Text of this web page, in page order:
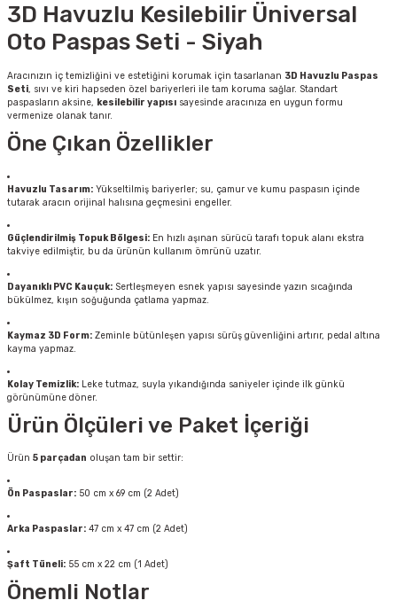
3D Havuzlu Kesilebilir Üniversal
Oto Paspas Seti - Siyah
Aracınızın iç temizliğini ve estetiğini korumak için tasarlanan 3D Havuzlu Paspas
Seti, sıvı ve kiri hapseden özel bariyerleri ile tam koruma sağlar. Standart
paspasların aksine, kesilebilir yapısı sayesinde aracınıza en uygun formu
vermenize olanak tanır.
Öne Çıkan Özellikler
Havuzlu Tasarım: Yükseltilmiş bariyerler; su, çamur ve kumu paspasın içinde
tutarak aracın orijinal halısına geçmesini engeller.
Güçlendirilmiş Topuk Bölgesi: En hızlı aşınan sürücü tarafı topuk alanı ekstra
takviye edilmiştir, bu da ürünün kullanım ömrünü uzatır.
Dayanıklı PVC Kauçuk: Sertleşmeyen esnek yapısı sayesinde yazın sıcağında
bükülmez, kışın soğuğunda çatlama yapmaz.
Kaymaz 3D Form: Zeminle bütünleşen yapısı sürüş güvenliğini artırır, pedal altına
kayma yapmaz.
Kolay Temizlik: Leke tutmaz, suyla yıkandığında saniyeler içinde ilk günkü
görünümüne döner.
Ürün Ölçüleri ve Paket İçeriği
Ürün 5 parçadan oluşan tam bir settir:
Ön Paspaslar: 50 cm x 69 cm (2 Adet)
Arka Paspaslar: 47 cm x 47 cm (2 Adet)
Şaft Tüneli: 55 cm x 22 cm (1 Adet)
Önemli Notlar